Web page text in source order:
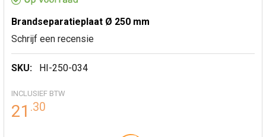
Brandseparatieplaat Ø 250 mm
Schrijf een recensie
SKU: HI-250-034
INCLUSIEF BTW
21 .30